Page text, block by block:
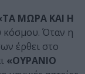
ΜΩΡΑ ΚΑΙ Η
κόσμου. Όταν η
έρθει στο
«ΟΥΡΑΝΙΟ